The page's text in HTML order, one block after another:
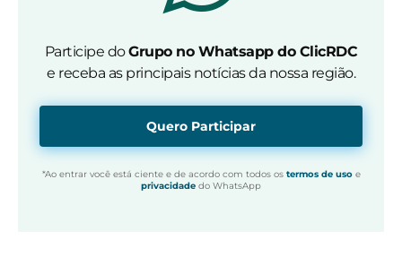
Participe doGrupo no Whatsapp do ClicRDC
e receba as principais notícias da nossa região.
Quero Participar
*Ao entrar você está ciente e de acordo com todos os termos de usoe
privacidade do WhatsApp